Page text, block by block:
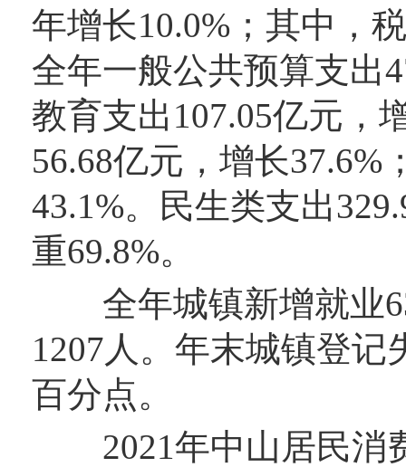
年增长10.0%；其中，
全年一般公共预算支出
教育支出107.05亿元，
56.68亿元，增长37.6%
43.1%。民生类支出
重69.8%。
全年城镇新增就业
1207人。年末城镇登记
百分点。
2021年中山居民消